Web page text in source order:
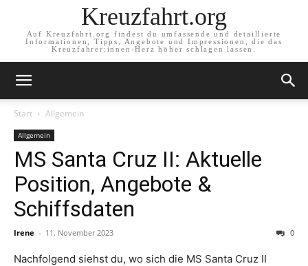
Kreuzfahrt.org
Auf Kreuzfahrt.org findest du umfassende und detaillierte
Informationen, Tipps, Angebote und Impressionen, die das
Kreuzfahrer:innen-Herz höher schlagen lassen.
Start Allgemein
Allgemein
MS Santa Cruz II: Aktuelle
Position, Angebote &
Schiffsdaten
Irene - 11. November 2023 0
Nachfolgend siehst du, wo sich die MS Santa Cruz II